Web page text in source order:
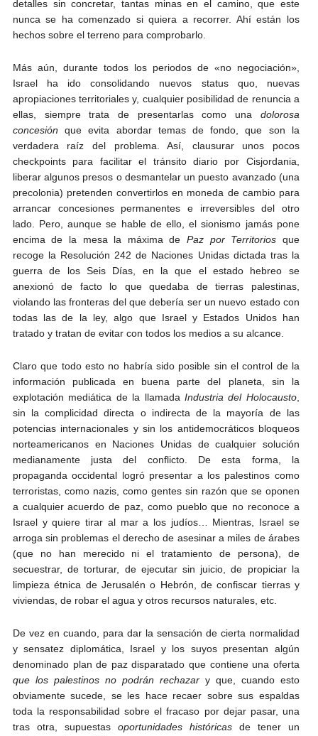
detalles sin concretar, tantas minas en el camino, que este
nunca se ha comenzado si quiera a recorrer. Ahí están los
hechos sobre el terreno para comprobarlo.
Más aún, durante todos los periodos de «no negociación»,
Israel ha ido consolidando nuevos status quo, nuevas
apropiaciones territoriales y, cualquier posibilidad de renuncia a
ellas, siempre trata de presentarlas como una dolorosa
concesión que evita abordar temas de fondo, que son la
verdadera raíz del problema. Así, clausurar unos pocos
checkpoints para facilitar el tránsito diario por Cisjordania,
liberar algunos presos o desmantelar un puesto avanzado (una
precolonia) pretenden convertirlos en moneda de cambio para
arrancar concesiones permanentes e irreversibles del otro
lado. Pero, aunque se hable de ello, el sionismo jamás pone
encima de la mesa la máxima dePaz por Territorios que
recoge la Resolución 242 de Naciones Unidas dictada tras la
guerra de los Seis Días, en la que el estado hebreo se
anexionó de facto lo que quedaba de tierras palestinas,
violando las fronteras del que debería ser un nuevo estado con
todas las de la ley, algo que Israel y Estados Unidos han
tratado y tratan de evitar con todos los medios a su alcance.
Claro que todo esto no habría sido posible sin el control de la
información publicada en buena parte del planeta, sin la
explotación mediática de la llamada Industria del Holocausto,
sin la complicidad directa o indirecta de la mayoría de las
potencias internacionales y sin los antidemocráticos bloqueos
norteamericanos en Naciones Unidas de cualquier solución
medianamente justa del conflicto. De esta forma, la
propaganda occidental logró presentar a los palestinos como
terroristas, como nazis, como gentes sin razón que se oponen
a cualquier acuerdo de paz, como pueblo que no reconoce a
Israel y quiere tirar al mar a los judíos… Mientras, Israel se
arroga sin problemas el derecho de asesinar a miles de árabes
(que no han merecido ni el tratamiento de persona), de
secuestrar, de torturar, de ejecutar sin juicio, de propiciar la
limpieza étnica de Jerusalén o Hebrón, de confiscar tierras y
viviendas, de robar el agua y otros recursos naturales, etc.
De vez en cuando, para dar la sensación de cierta normalidad
y sensatez diplomática, Israel y los suyos presentan algún
denominado plan de paz disparatado que contiene una oferta
que los palestinos no podrán rechazary que, cuando esto
obviamente sucede, se les hace recaer sobre sus espaldas
toda la responsabilidad sobre el fracaso por dejar pasar, una
tras otra, supuestas oportunidades históricasde tener un